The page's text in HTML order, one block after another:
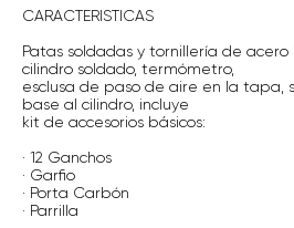
CARACTERISTICAS
Patas soldadas y tornillería de
cilindro soldado, termómetro,
esclusa de paso de aire en la tapa,
base al cilindro, incluye
kit de accesorios básicos:
· 12 Ganchos
· Garfio
· Porta Carbón
· Parrilla